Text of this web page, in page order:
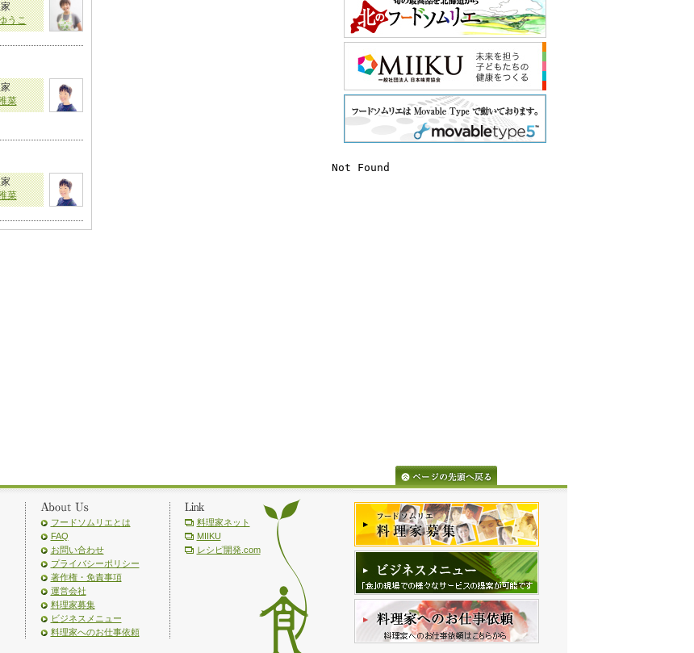
うこ
菜
菜
フードソムリエとは
FAQ
お問い合わせ
プライバシーポリシー
著作権・免責事項
運営会社
料理家募集
ビジネスメニュー
料理家へのお仕事依頼
料理家ネット
MIIKU
レシピ開発.com